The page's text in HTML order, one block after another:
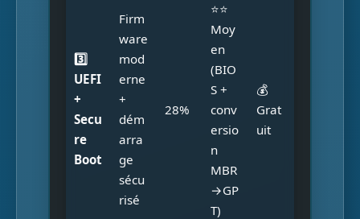
3️⃣
UEFI
+
Secu
re
Boot
Firm
ware
mod
erne
+
dém
arra
ge
sécu
risé
28%
⭐⭐
Moy
en
(BIO
S +
conv
ersio
n
MBR
→GP
T)
💰
Grat
uit